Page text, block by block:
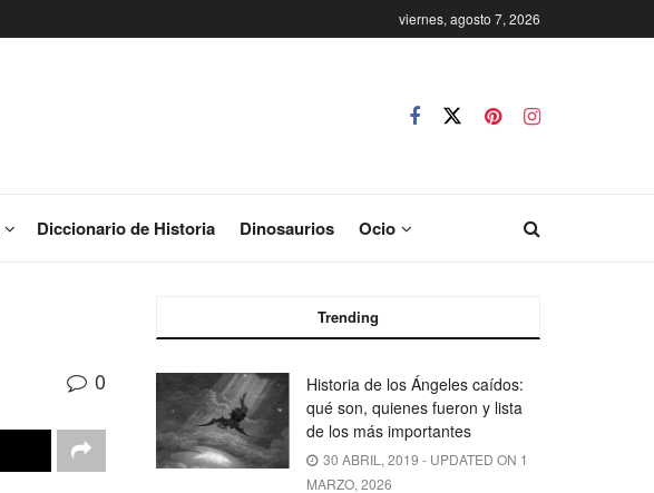
viernes, agosto 7, 2026
Diccionario de Historia Dinosaurios Ocio
0
Trending
Historia de los Ángeles caídos:
qué son, quienes fueron y lista
de los más importantes
30 ABRIL, 2019 - UPDATED ON 1
MARZO, 2026